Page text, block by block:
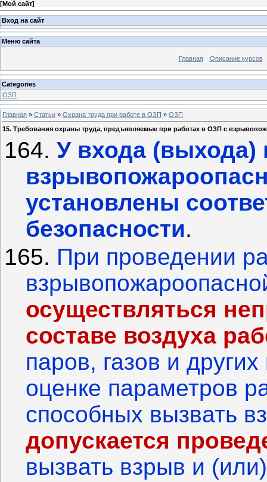
[Мой сайт]
Вход на сайт
Меню сайта
Главная Описание курсов
Categories
ОЗП
Главная » Статьи » Охрана труда при работе в ОЗП » ОЗП
15. Требования охраны труда, предъявляемые при работах в ОЗП с
164. У входа (выхода)
установлены
безопасности.
165. При проведении
осуществляться
составе воздуха
паров, газов и
оценке параметров
способных вызвать
допускается
вызвать взрыв и